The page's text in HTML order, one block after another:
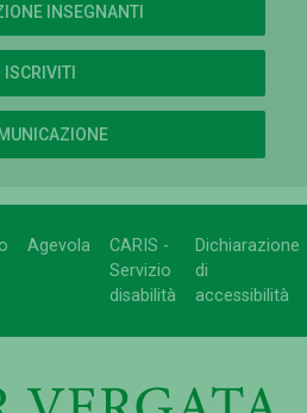
INSEGNANTI
ISCRIVITI
Agevola
CARIS -
Servizio
disabilità
Dichiarazione
di
accessibilità